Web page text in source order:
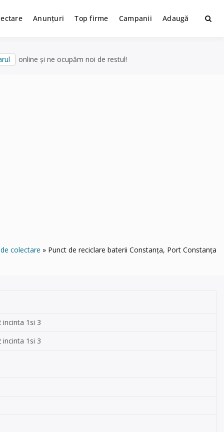
Anunțuri Top firme Campanii Adaugă
online și ne ocupăm noi de restul!
colectare Punct de reciclare baterii Constanța, Port Constanța
1si 3
1si 3